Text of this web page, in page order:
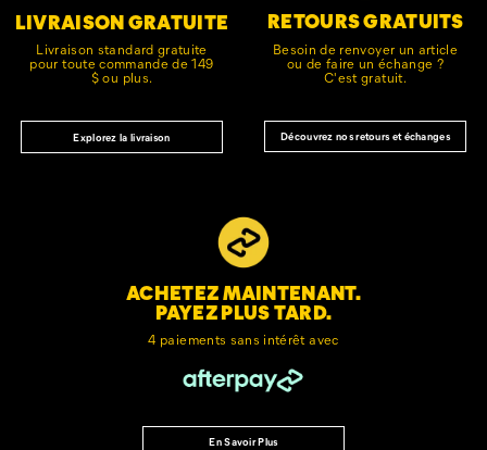
pageLIVRAISON GRATUITE
Livraison standard gratuite
pour toute commande de 149
$ ou plus.
Explorez la livraison
RETOURS GRATUITS
Besoin de renvoyer un article
ou de faire un échange ?
C'est gratuit.
Découvrez nos retours et échanges
ACHETEZ MAINTENANT.
PAYEZ PLUS TARD.
4 paiements sans intérêt avec
En Savoir Plus